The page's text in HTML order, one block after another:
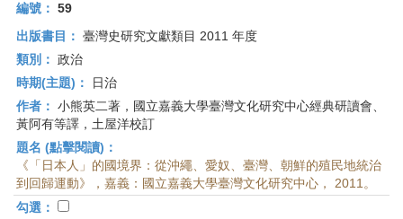
編號： 59
出版書目： 臺灣史研究文獻類目 2011 年度
類別： 政治
時期(主題)：
日治
作者： 小熊英二著，國立嘉義大學臺灣文化研究中心經典研讀會、
黃阿有等譯，土屋洋校訂
題名 (點擊閱讀)：
《「日本人」的國境界：從沖繩、愛奴、臺灣、朝鮮的殖民地統治
到回歸運動》，嘉義：國立嘉義大學臺灣文化研究中心， 2011。
勾選：